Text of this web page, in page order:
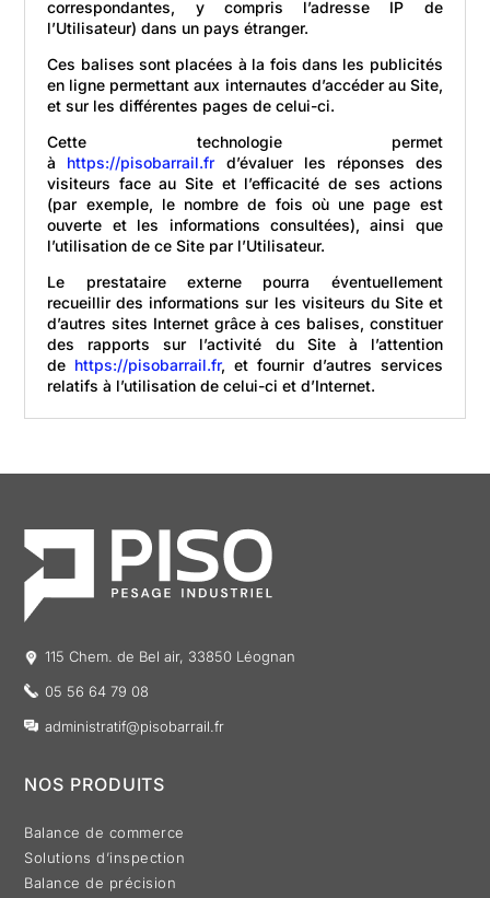
correspondantes, y compris l’adresse IP de
l’Utilisateur) dans un pays étranger.
Ces balises sont placées à la fois dans les publicités
en ligne permettant aux internautes d’accéder au Site,
et sur les différentes pages de celui-ci.
Cette technologie permet
à
https://pisobarrail.fr
d’évaluer les réponses des
visiteurs face au Site et l’efficacité de ses actions
(par exemple, le nombre de fois où une page est
ouverte et les informations consultées), ainsi que
l’utilisation de ce Site par l’Utilisateur.
Le prestataire externe pourra éventuellement
recueillir des informations sur les visiteurs du Site et
d’autres sites Internet grâce à ces balises, constituer
des rapports sur l’activité du Site à l’attention
de https://pisobarrail.fr, et fournir d’autres services
relatifs à l’utilisation de celui-ci et d’Internet.
115 Chem. de Bel air, 33850 Léognan
05 56 64 79 08
administratif@pisobarrail.fr
NOS PRODUITS
Balance de commerce
Solutions d’inspection
Balance de précision